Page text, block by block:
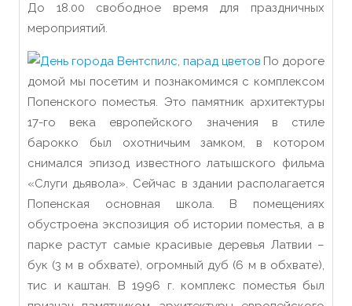
До 18.00 свободное время для праздничных
мероприятий.
По дороге
домой мы посетим и познакомимся с комплексом
Попенского поместья. Это памятник архитектуры
17-го века европейского значения в стиле
барокко был охотничьим замком, в котором
снимался эпизод известного латышского фильма
«Слуги дьявола». Сейчас в здании располагается
Попенская основная школа. В помещениях
обустроена экспозиция об истории поместья, а в
парке растут самые красивые деревья Латвии –
бук (3 м в обхвате), огромный дуб (6 м в обхвате),
тис и каштан. В 1996 г. комплекс поместья был